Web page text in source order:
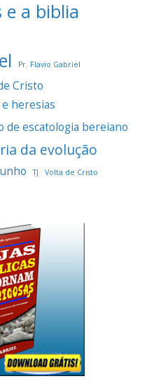
e a biblia
Pr. Flavio Gabriel
Cristo
heresias
de escatologia bereiano
da evolução
TJ Volta de Cristo